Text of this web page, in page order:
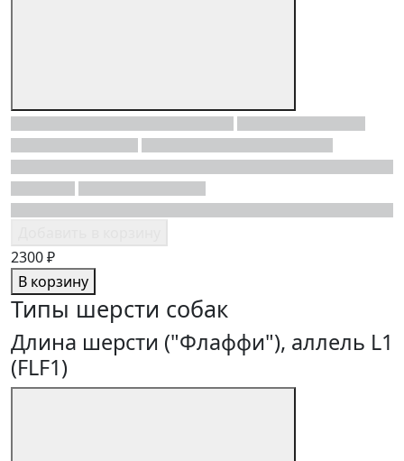
2300 ₽
В корзину
Типы шерсти собак
Длина шерсти ("Флаффи"), аллель L1
(FLF1)